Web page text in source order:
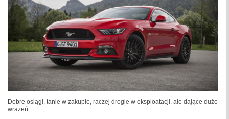
Dobre osiągi, tanie w zakupie, raczej drogie w eksploatacji, ale dające dużo
wrażeń.